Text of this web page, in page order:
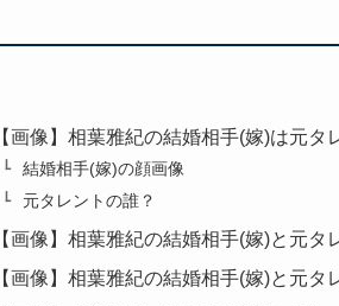
【画像】相葉雅紀の結婚相手(嫁)は元タ
結婚相手(嫁)の顔画像
元タレントの誰？
【画像】相葉雅紀の結婚相手(嫁)と元タ
【画像】相葉雅紀の結婚相手(嫁)と元